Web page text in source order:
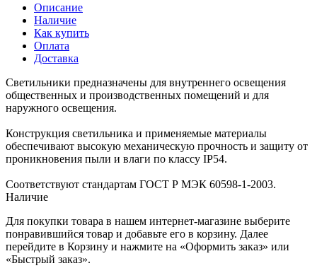
Описание
Наличие
Как купить
Оплата
Доставка
Светильники предназначены для внутреннего освещения
общественных и производственных помещений и для
наружного освещения.
Конструкция светильника и применяемые материалы
обеспечивают высокую механическую прочность и защиту от
проникновения пыли и влаги по классу IP54.
Соответствуют стандартам ГОСТ Р МЭК 60598-1-2003.
Наличие
Для покупки товара в нашем интернет-магазине выберите
понравившийся товар и добавьте его в корзину. Далее
перейдите в Корзину и нажмите на «Оформить заказ» или
«Быстрый заказ».